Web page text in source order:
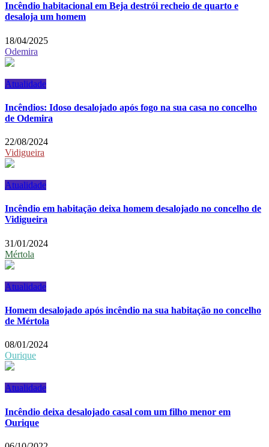
Incêndio habitacional em Beja destrói recheio de quarto e
desaloja um homem
18/04/2025
Odemira
Atualidade
Incêndios: Idoso desalojado após fogo na sua casa no concelho
de Odemira
22/08/2024
Vidigueira
Atualidade
Incêndio em habitação deixa homem desalojado no concelho de
Vidigueira
31/01/2024
Mértola
Atualidade
Homem desalojado após incêndio na sua habitação no concelho
de Mértola
08/01/2024
Ourique
Atualidade
Incêndio deixa desalojado casal com um filho menor em
Ourique